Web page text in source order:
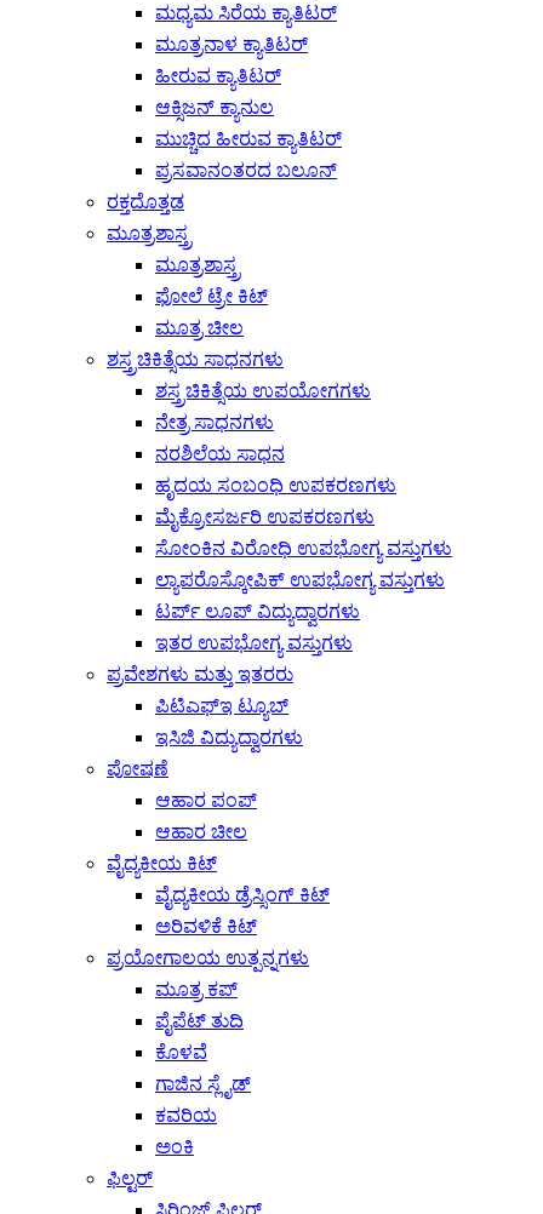
ಮಧ್ಯಮ ಸಿರೆಯ ಕ್ಯಾತಿಟರ್
ಮೂತ್ರನಾಳ ಕ್ಯಾತಿಟರ್
ಹೀರುವ ಕ್ಯಾತಿಟರ್
ಆಕ್ಸಿಜನ್ ಕ್ಯಾನುಲ
ಮುಚ್ಚಿದ ಹೀರುವ ಕ್ಯಾತಿಟರ್
ಪ್ರಸವಾನಂತರದ ಬಲೂನ್
ರಕ್ತದೊತ್ತಡ
ಮೂತ್ರಶಾಸ್ತ್ರ
ಮೂತ್ರಶಾಸ್ತ್ರ
ಫೋಲೆ ಟ್ರೇ ಕಿಟ್
ಮೂತ್ರ ಚೀಲ
ಶಸ್ತ್ರಚಿಕಿತ್ಸೆಯ ಸಾಧನಗಳು
ಶಸ್ತ್ರಚಿಕಿತ್ಸೆಯ ಉಪಯೋಗಗಳು
ನೇತ್ರ ಸಾಧನಗಳು
ನರಶಿಲೆಯ ಸಾಧನ
ಹೃದಯ ಸಂಬಂಧಿ ಉಪಕರಣಗಳು
ಮೈಕ್ರೋಸರ್ಜರಿ ಉಪಕರಣಗಳು
ಸೋಂಕಿನ ವಿರೋಧಿ ಉಪಭೋಗ್ಯ ವಸ್ತುಗಳು
ಲ್ಯಾಪರೊಸ್ಕೋಪಿಕ್ ಉಪಭೋಗ್ಯ ವಸ್ತುಗಳು
ಟರ್ಪ್ ಲೂಪ್ ವಿದ್ಯುದ್ವಾರಗಳು
ಇತರ ಉಪಭೋಗ್ಯ ವಸ್ತುಗಳು
ಪ್ರವೇಶಗಳು ಮತ್ತು ಇತರರು
ಪಿಟಿಎಫ್‌ಇ ಟ್ಯೂಬ್
ಇಸಿಜಿ ವಿದ್ಯುದ್ವಾರಗಳು
ಪೋಷಣೆ
ಆಹಾರ ಪಂಪ್
ಆಹಾರ ಚೀಲ
ವೈದ್ಯಕೀಯ ಕಿಟ್
ವೈದ್ಯಕೀಯ ಡ್ರೆಸ್ಸಿಂಗ್ ಕಿಟ್
ಅರಿವಳಿಕೆ ಕಿಟ್
ಪ್ರಯೋಗಾಲಯ ಉತ್ಪನ್ನಗಳು
ಮೂತ್ರ ಕಪ್
ಪೈಪೆಟ್ ತುದಿ
ಕೊಳವೆ
ಗಾಜಿನ ಸ್ಲೈಡ್
ಕವರಿಯ
ಅಂಕಿ
ಫಿಲ್ಟರ್
ಸಿರಿಂಜ್ ಫಿಲ್ಟರ್